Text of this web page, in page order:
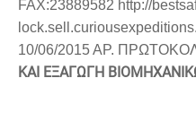
FAX:23889582 http://
10/06/2015 ΑΡ.
ΚΑΙ ΕΞΑΓΩΓΗ